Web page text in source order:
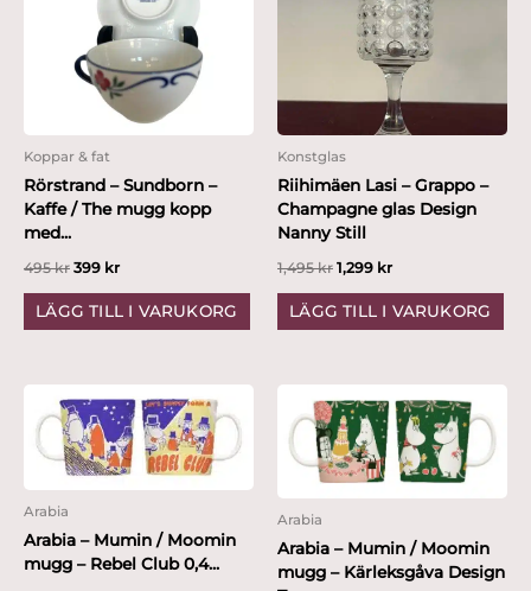
Koppar & fat
Rörstrand – Sundborn –
Kaffe / The mugg kopp
med...
495kr 399 kr
LÄGG TILL I VARUKORG
Konstglas
Riihimäen Lasi – Grappo –
Champagne glas Design
Nanny Still
1,495kr 1,299 kr
LÄGG TILL I VARUKORG
Arabia
Arabia – Mumin / Moomin
mugg – Rebel Club 0,4...
Arabia
Arabia – Mumin / Moomin
mugg – Kärleksgåva Design